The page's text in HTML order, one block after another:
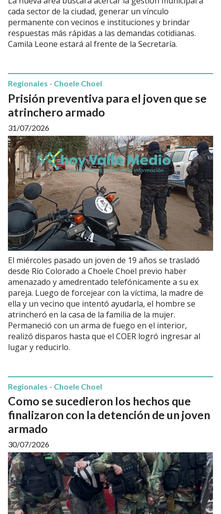
cada sector de la ciudad, generar un vínculo
permanente con vecinos e instituciones y brindar
respuestas más rápidas a las demandas cotidianas.
Camila Leone estará al frente de la Secretaría.
Prisión preventiva para el joven que se
atrinchero armado
Regionales - Choele Choel
31/07/2026
El miércoles pasado un joven de 19 años se trasladó
desde Río Colorado a Choele Choel previo haber
amenazado y amedrentado telefónicamente a su ex
pareja. Luego de forcejear con la víctima, la madre de
ella y un vecino que intentó ayudarla, el hombre se
atrincheró en la casa de la familia de la mujer.
Permaneció con un arma de fuego en el interior,
realizó disparos hasta que el COER logró ingresar al
lugar y reducirlo.
Como se sucedieron los hechos que
finalizaron con la detención de un joven
armado
Regionales - Choele Choel
30/07/2026